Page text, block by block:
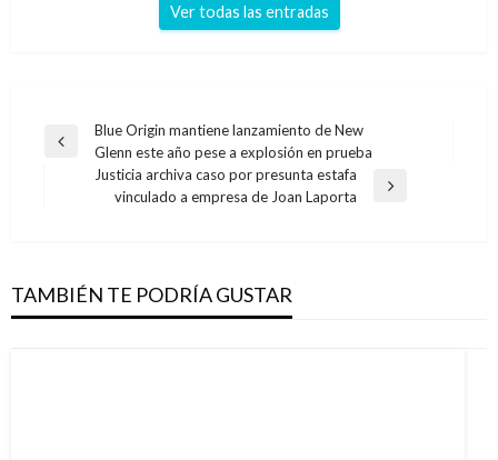
Ver todas las entradas
Navegación
entradas
Entrada
Blue Origin mantiene lanzamiento de New
Glenn este año pese a explosión en prueba
Entrada
Justicia archiva caso por presunta estafa
vinculado a empresa de Joan Laporta
TAMBIÉN TE PODRÍA GUSTAR